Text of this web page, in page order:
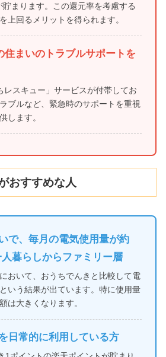
まります。この還元率を考慮する
上回るメリットを得られます。
住まいのトラブルサポートを
レスキュー」サービスが付帯してお
ブルなど、緊急時のサポートを重視
します。
おすすめな人
で、毎月の電気使用量が約
暮らしからファミリー層
おいて、おうちでんきと比較して電
いう結果が出ています。特に使用量
は大きくなります。
日常的に利用している方